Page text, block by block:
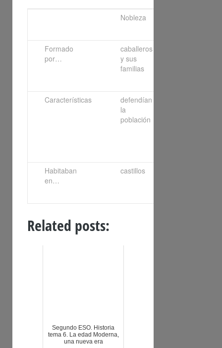
Nobleza
Formado
por…
caballeros
y sus
familias
Características
defendían
la
población
Habitaban
en…
castillos
Related posts:
Segundo ESO. Historia
tema 6. La edad Moderna,
una nueva era